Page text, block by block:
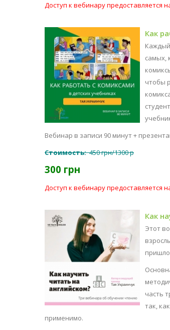
Доступ к вебинару предоставляется
Как
самых,
чтобы
Вебинар в записи 90 минут +
Стоимость:450 грн/1300 р
300 грн
Доступ к вебинару предоставляется
Как
Этот
пришло
часть
так,
применимо.